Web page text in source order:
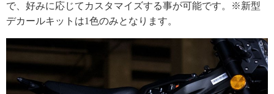
で、好みに応じてカスタマイズする事が可能です。※新型
デカールキットは1色のみとなります。